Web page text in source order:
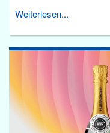
Weiterlesen...